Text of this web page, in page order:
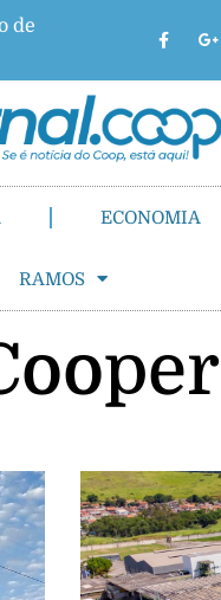
de
ECONOMIA
RAMOS